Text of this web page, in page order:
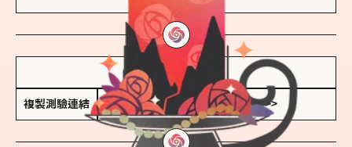
儲存我的結果圖
複製測驗連結 查看香氛類型全解析 >>>